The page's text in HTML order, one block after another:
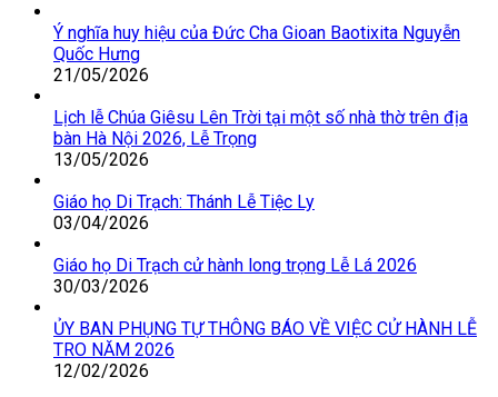
Ý nghĩa huy hiệu của Đức Cha Gioan Baotixita Nguyễn
Quốc Hưng
21/05/2026
Lịch lễ Chúa Giêsu Lên Trời tại một số nhà thờ trên địa
bàn Hà Nội 2026, Lễ Trọng
13/05/2026
Giáo họ Di Trạch: Thánh Lễ Tiệc Ly
03/04/2026
Giáo họ Di Trạch cử hành long trọng Lễ Lá 2026
30/03/2026
ỦY BAN PHỤNG TỰ THÔNG BÁO VỀ VIỆC CỬ HÀNH LỄ
TRO NĂM 2026
12/02/2026